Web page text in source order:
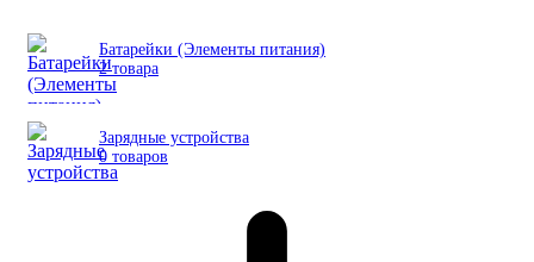
Батарейки (Элементы питания)
2 товара
Зарядные устройства
0 товаров